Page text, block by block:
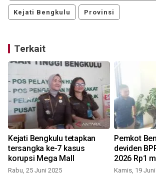
Kejati Bengkulu Provinsi
Terkait
Kejati Bengkulu tetapkan
tersangka ke-7 kasus
korupsi Mega Mall
Rabu, 25 Juni 2025
Pemkot
deviden
2026 Rp1
Kamis, 19